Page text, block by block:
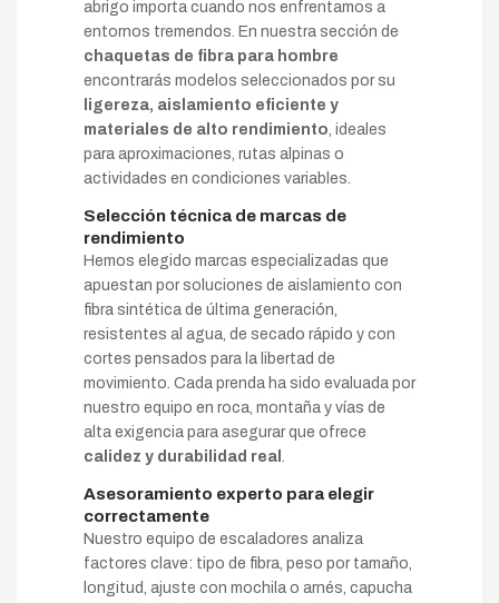
abrigo importa cuando nos enfrentamos a
entornos tremendos. En nuestra sección de
chaquetas de fibra para hombre
encontrarás modelos seleccionados por su
ligereza, aislamiento eficiente y
materiales de alto rendimiento, ideales
para aproximaciones, rutas alpinas o
actividades en condiciones variables.
Selección técnica de marcas de
rendimiento
Hemos elegido marcas especializadas que
apuestan por soluciones de aislamiento con
fibra sintética de última generación,
resistentes al agua, de secado rápido y con
cortes pensados para la libertad de
movimiento. Cada prenda ha sido evaluada por
nuestro equipo en roca, montaña y vías de
alta exigencia para asegurar que ofrece
calidez y durabilidad real .
Asesoramiento experto para elegir
correctamente
Nuestro equipo de escaladores analiza
factores clave: tipo de fibra, peso por tamaño,
longitud, ajuste con mochila o arnés, capucha